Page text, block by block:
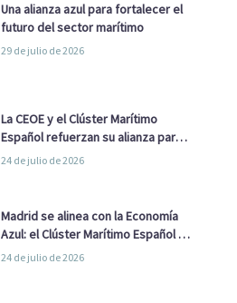
Una alianza azul para fortalecer el
futuro del sector marítimo
29 de julio de 2026
La CEOE y el Clúster Marítimo
Español refuerzan su alianza para
impulsar una estrategia Nacional
24 de julio de 2026
Madrid se alinea con la Economía
Azul: el Clúster Marítimo Español y
la Real Liga Naval avanzan alianzas
24 de julio de 2026